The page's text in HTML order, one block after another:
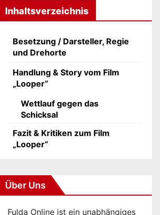
Inhaltsverzeichnis
Besetzung / Darsteller, Regie
und Drehorte
Handlung & Story vom Film
„Looper“
Wettlauf gegen das
Schicksal
Fazit & Kritiken zum Film
„Looper“
Über Uns
Fulda Online ist ein unabhängiges